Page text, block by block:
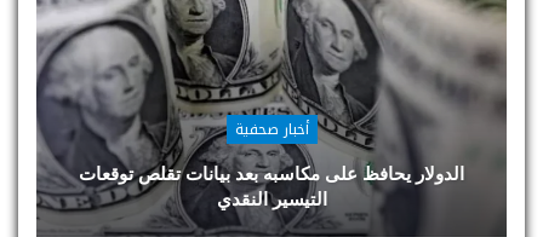
أخبار صحفية
الدولار يحافظ على مكاسبه بعد بيانات تقلص توقعات
التيسير النقدي